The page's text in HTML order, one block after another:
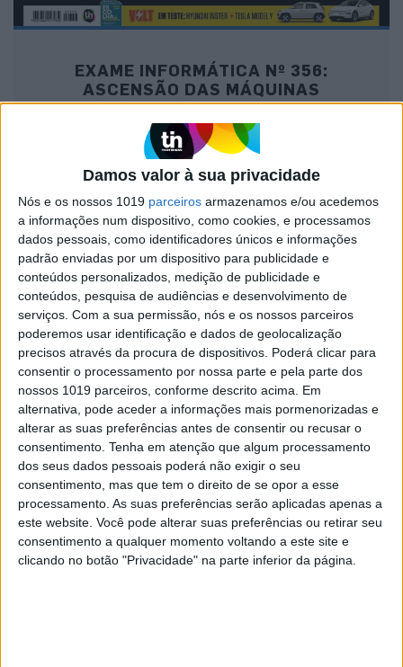
Damos valor à sua privacidade
Nós e os nossos 1019 parceiros armazenamos e/ou acedemos
a informações num dispositivo, como cookies, e processamos
dados pessoais, como identificadores únicos e informações
padrão enviadas por um dispositivo para publicidade e
conteúdos personalizados, medição de publicidade e
conteúdos, pesquisa de audiências e desenvolvimento de
serviços. Com a sua permissão, nós e os nossos parceiros
poderemos usar identificação e dados de geolocalização
precisos através da procura de dispositivos. Poderá clicar para
consentir o processamento por nossa parte e pela parte dos
nossos 1019 parceiros, conforme descrito acima. Em
alternativa, pode aceder a informações mais pormenorizadas e
alterar as suas preferências antes de consentir ou recusar o
consentimento. Tenha em atenção que algum processamento
dos seus dados pessoais poderá não exigir o seu
consentimento, mas que tem o direito de se opor a esse
processamento. As suas preferências serão aplicadas apenas a
este website. Você pode alterar suas preferências ou retirar seu
consentimento a qualquer momento voltando a este site e
clicando no botão "Privacidade" na parte inferior da página.
EXAME INFORMÁTICA Nº 356:
ASCENSÃO DAS MÁQUINAS
MAIS NA VISÃO
PENSAR
Viagem a Portugal. Crónica de Luís Leite